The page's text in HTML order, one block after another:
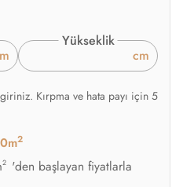
Yükseklik
cm
Kırpma ve hata payı için 5
2
2 'den başlayan fiyatlarla